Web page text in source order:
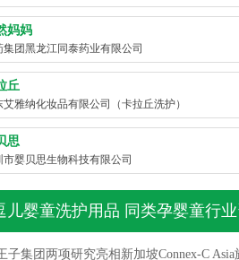
妈妈
集团黑龙江同泰药业有限公司
丘
艾雅纳化妆品有限公司（卡拉丘洗护）
思
市婴贝思生物科技有限公司
儿婴童洗护用品 同类孕婴童行
子集团两项研究亮相新加坡Connex-C